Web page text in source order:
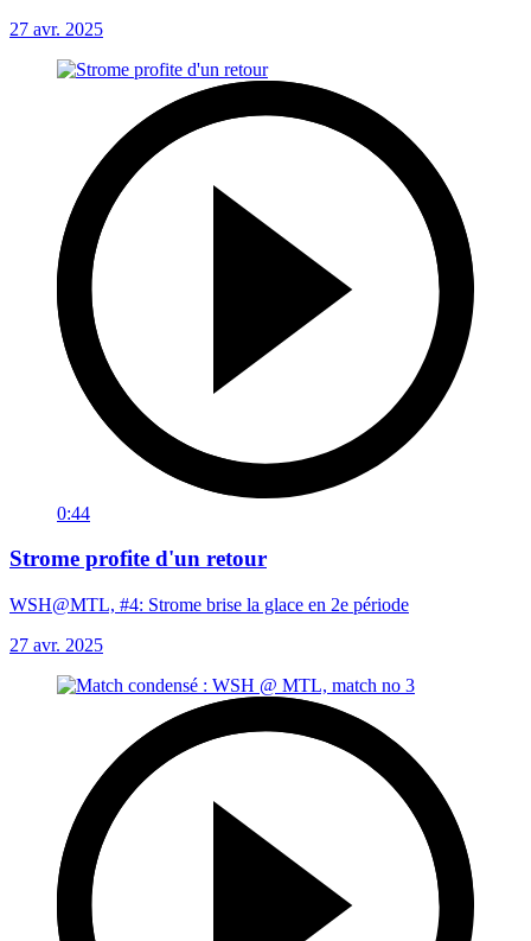
27 avr. 2025
0:44
Strome profite d'un retour
WSH@MTL, #4: Strome brise la glace en 2e période
27 avr. 2025